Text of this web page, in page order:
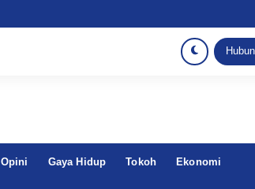
Opini Gaya Hidup Tokoh Ekonomi